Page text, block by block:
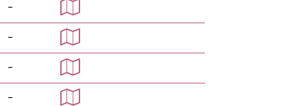
-
-
-
-